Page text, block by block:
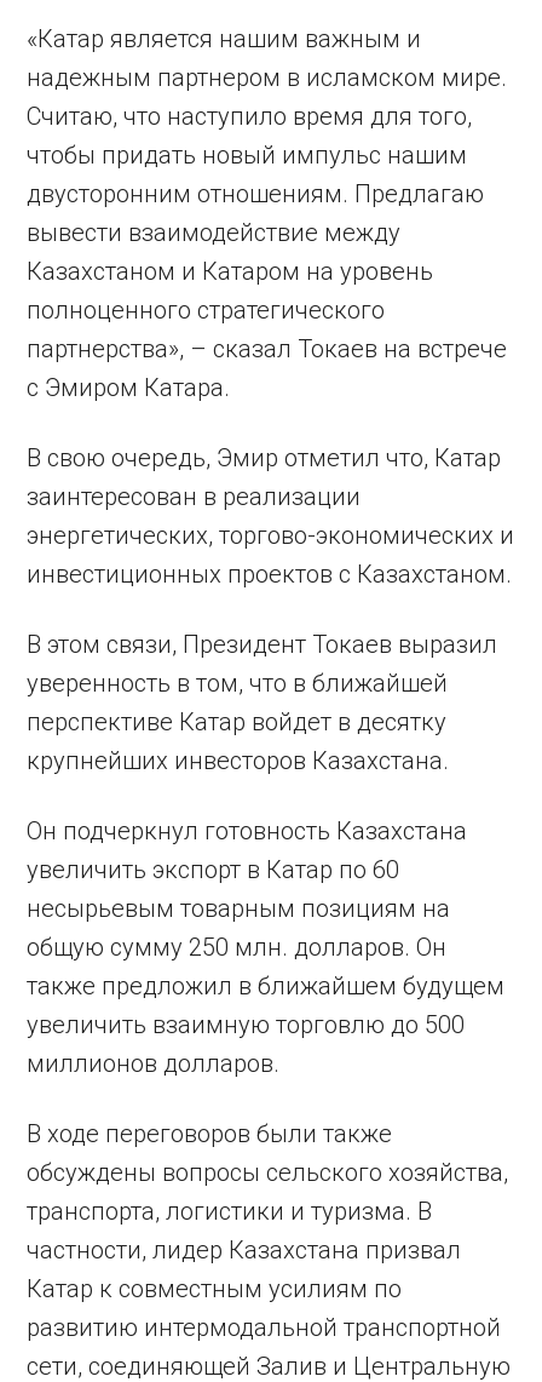
«Катар является нашим важным и
надежным партнером в исламском мире.
Считаю, что наступило время для того,
чтобы придать новый импульс нашим
двусторонним отношениям. Предлагаю
вывести взаимодействие между
Казахстаном и Катаром на уровень
полноценного стратегического
партнерства», – сказал Токаев на встрече
с Эмиром Катара.
В свою очередь, Эмир отметил что, Катар
заинтересован в реализации
энергетических, торгово-экономических и
инвестиционных проектов с Казахстаном.
В этом связи, Президент Токаев выразил
уверенность в том, что в ближайшей
перспективе Катар войдет в десятку
крупнейших инвесторов Казахстана.
Он подчеркнул готовность Казахстана
увеличить экспорт в Катар по 60
несырьевым товарным позициям на
общую сумму 250 млн. долларов. Он
также предложил в ближайшем будущем
увеличить взаимную торговлю до 500
миллионов долларов.
В ходе переговоров были также
обсуждены вопросы сельского хозяйства,
транспорта, логистики и туризма. В
частности, лидер Казахстана призвал
Катар к совместным усилиям по
развитию интермодальной транспортной
сети, соединяющей Залив и Центральную